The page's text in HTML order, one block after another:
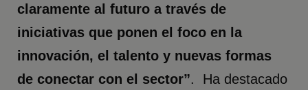
claramente al futuro a través de
iniciativas que ponen el foco en la
innovación, el talento y nuevas formas
de conectar con el sector”. Ha destacado